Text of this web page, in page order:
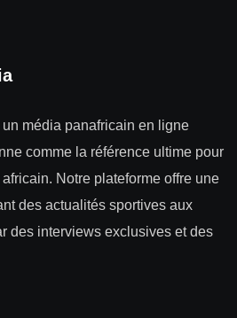
média panafricain en ligne
comme la référence ultime pour
Notre plateforme offre une
des actualités sportives aux
des interviews exclusives et des